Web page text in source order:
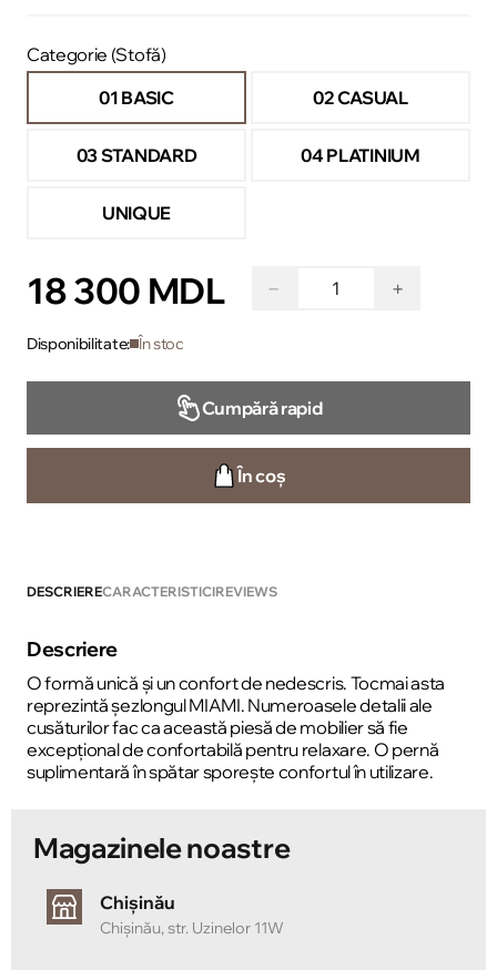
Categorie (Stofă)
01 BASIC
02 CASUAL
03 STANDARD 04 PLATINIUM
UNIQUE
18 300 MDL − +
Disponibilitate: În stoc
Cumpără rapid
În coș
DESCRIERECARACTERISTICIREVIEWS
Descriere
O formă unică și un confort de nedescris. Tocmai asta
reprezintă șezlongul MIAMI. Numeroasele detalii ale
cusăturilor fac ca această piesă de mobilier să fie
excepțional de confortabilă pentru relaxare. O pernă
suplimentară în spătar sporește confortul în utilizare.
Magazinele noastre
Chișinău
Chișinău, str. Uzinelor 11W